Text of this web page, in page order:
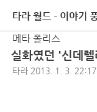
타라 월드 - 이야기
메타 폴리스
실화였던 '신데
타라 2013. 1. 3. 22:17